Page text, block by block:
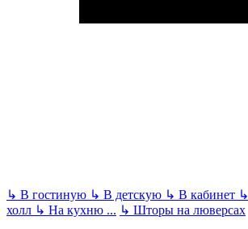
↳ В гостиную ↳ В детскую ↳ В кабинет ↳
холл ↳ На кухню ... ↳ Шторы на люверсах